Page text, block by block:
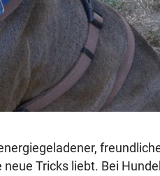
neue Tricks liebt. Bei